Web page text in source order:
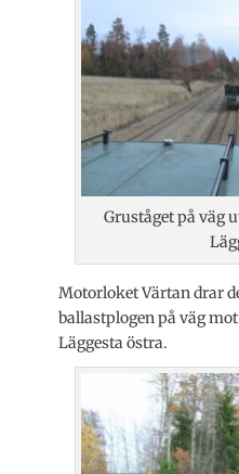
Gruståget på väg
Motorloket Värtan drar
ballastplogen på väg
Läggesta östra.